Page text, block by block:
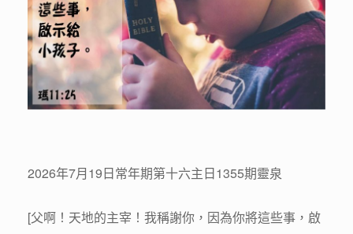
2026年7月19日常年期第十六主日1355期靈泉
[父啊！天地的主宰！我稱謝你，因為你將這些事，啟